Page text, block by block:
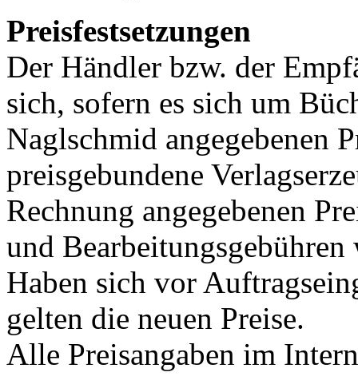
Preisfestsetzungen
Der Händler bzw. der
sich, sofern es sich um
Naglschmid angegebenen
preisgebundene
Rechnung angegebenen
und
Haben sich vor
gelten die neuen Preise.
Alle Preisangaben im